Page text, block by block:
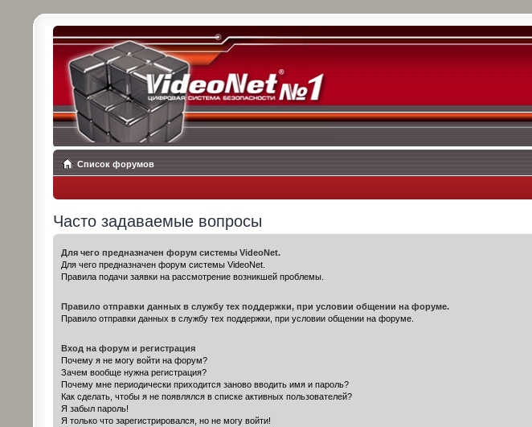
Список форумов
Часто задаваемые вопросы
Для чего предназначен форум системы VideoNet.
Для чего предназначен форум системы VideoNet.
Правила подачи заявки на рассмотрение возникшей проблемы.
Правило отправки данных в службу тех поддержки, при условии общении на форуме.
Правило отправки данных в службу тех поддержки, при условии общении на форуме.
Вход на форум и регистрация
Почему я не могу войти на форум?
Зачем вообще нужна регистрация?
Почему мне периодически приходится заново вводить имя и пароль?
Как сделать, чтобы я не появлялся в списке активных пользователей?
Я забыл пароль!
Я только что зарегистрировался, но не могу войти!